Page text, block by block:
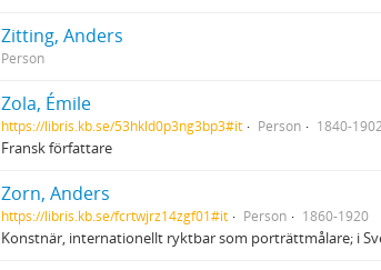
Zitting, Anders
Person
Zola, Émile
https://libris.kb.se/53hkld0p3ng3bp3#it Person 1840-1902
Fransk författare
Zorn, Anders
https://libris.kb.se/fcrtwjrz14zgf01#it Person 1860-1920
Konstnär, internationellt ryktbar som porträttmålare; i